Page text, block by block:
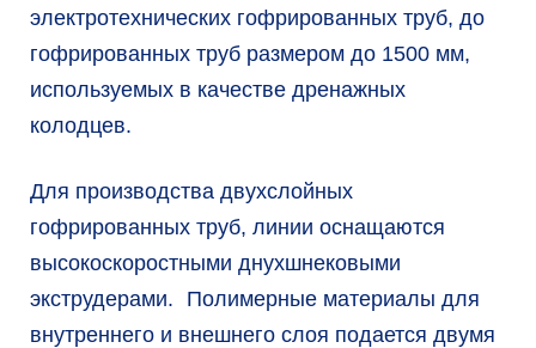
электротехнических гофрированных труб, до
гофрированных труб размером до 1500 мм,
используемых в качестве дренажных
колодцев.
Для производства двухслойных
гофрированных труб, линии оснащаются
высокоскоростными днухшнековыми
экструдерами. Полимерные материалы для
внутреннего и внешнего слоя подается двумя